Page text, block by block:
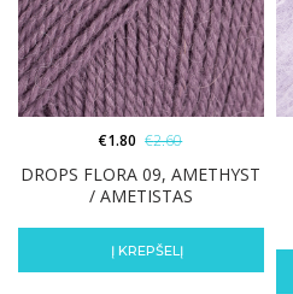
DROPS FLORA 09, AMETHYST
/ AMETISTAS
€1.80 €2.60
Į KREPŠELĮ